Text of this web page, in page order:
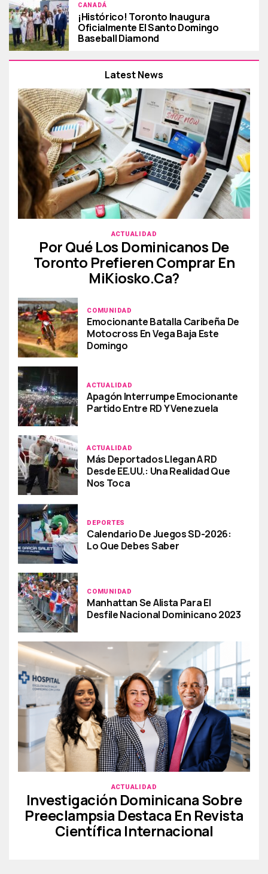
CANADÁ
¡Histórico! Toronto Inaugura
Oficialmente El Santo Domingo
Baseball Diamond
Latest News
ACTUALIDAD
Por Qué Los Dominicanos De
Toronto Prefieren Comprar En
MiKiosko.ca?
COMUNIDAD
Emocionante Batalla Caribeña De
Motocross En Vega Baja Este
Domingo
ACTUALIDAD
Apagón Interrumpe Emocionante
Partido Entre RD Y Venezuela
ACTUALIDAD
Más Deportados Llegan A RD
Desde EE.UU.: Una Realidad Que
Nos Toca
DEPORTES
Calendario De Juegos SD-2026:
Lo Que Debes Saber
COMUNIDAD
Manhattan Se Alista Para El
Desfile Nacional Dominicano 2023
ACTUALIDAD
Investigación Dominicana Sobre
Preeclampsia Destaca En Revista
Científica Internacional